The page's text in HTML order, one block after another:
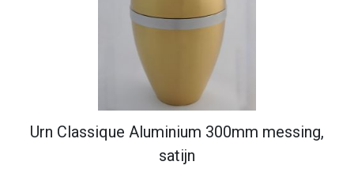
Urn Classique Aluminium 300mm messing,
satijn